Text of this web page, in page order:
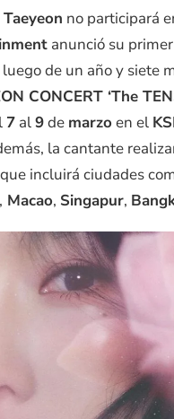
Taeyeon no participará
anunció su
de un año y siete
CONCERT ‘The
7 al9de marzo en el
la cantante
incluirá ciudades
, Macao, Singapur,